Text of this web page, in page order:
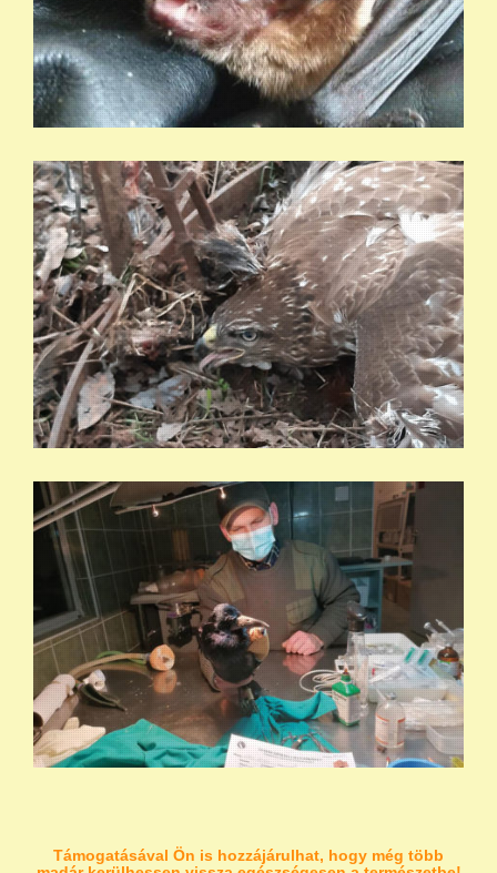
Támogatásával Ön is hozzájárulhat, hogy még több